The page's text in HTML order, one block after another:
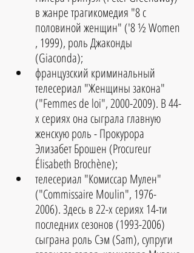
в жанре трагикомедия "8 с
половиной женщин" ('8 ½ Women
, 1999), роль Джаконды
(Giaconda);
французский криминальный
телесериал "Женщины закона"
("Femmes de loi", 2000-2009). В 44-
х сериях она сыграла главную
женскую роль - Прокурора
Элизабет Брошен (Procureur
Élisabeth Brochène);
телесериал "Комиссар Мулен"
("Commissaire Moulin", 1976-
2006). Здесь в 22-х сериях 14-ти
последних сезонов (1993-2006)
сыграна роль Сэм (Sam), супруги